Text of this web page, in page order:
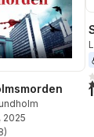
, 2025
)